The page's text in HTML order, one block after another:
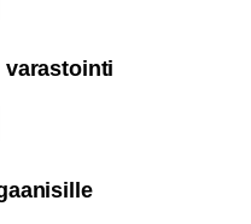
varastointi